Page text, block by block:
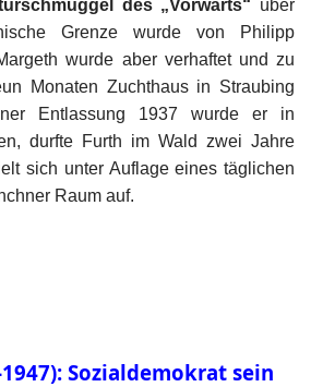
des „Vorwärts“ über
Grenze wurde von Philipp
wurde aber verhaftet und zu
Monaten Zuchthaus in Straubing
Entlassung 1937 wurde er in
durfte Furth im Wald zwei Jahre
sich unter Auflage eines täglichen
Raum auf.
Sozialdemokrat sein